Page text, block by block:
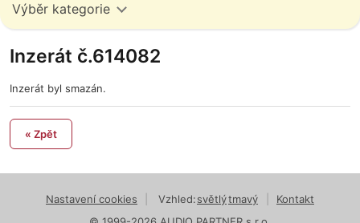
Výběr kategorie
Inzerát č.614082
Inzerát byl smazán.
« Zpět
Nastavení cookies Vzhled:světlýtmavý
Kontakt